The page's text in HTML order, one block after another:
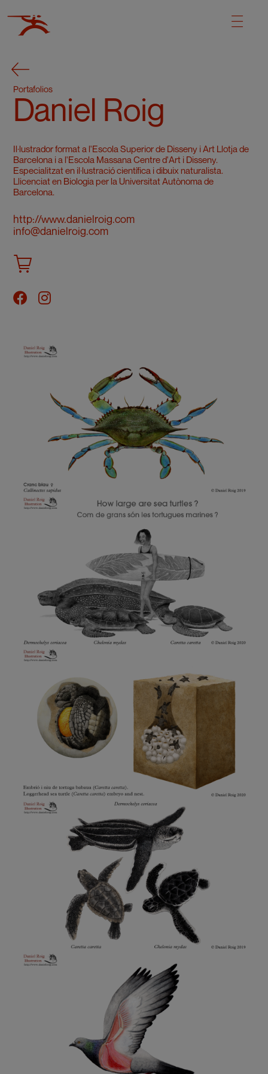
Portafolios
Daniel Roig
Il·lustrador format a l'Escola Superior de Disseny i Art Llotja de
Barcelona i a l'Escola Massana Centre d'Art i Disseny.
Especialitzat en il·lustració científica i dibuix naturalista.
Llicenciat en Biologia per la Universitat Autònoma de
Barcelona.
http://www.danielroig.com
info@danielroig.com